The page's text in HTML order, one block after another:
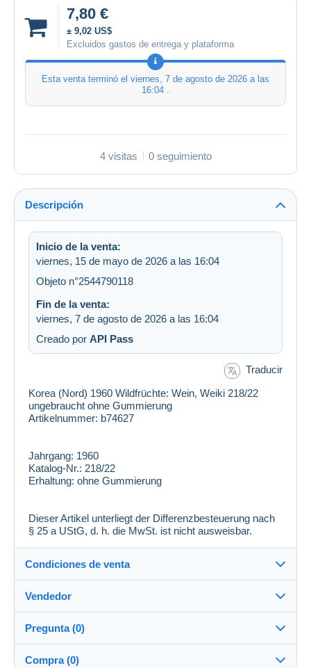
7,80 €
± 9,02 US$
Excluidos gastos de entrega y plataforma
Esta venta terminó el viernes, 7 de agosto de 2026 a las
16:04
4 visitas 0 seguimiento
Descripción
Inicio de la venta:
viernes, 15 de mayo de 2026 a las 16:04
Objeto n°2544790118
Fin de la venta:
viernes, 7 de agosto de 2026 a las 16:04
Creado por API Pass
Traducir
Korea (Nord) 1960 Wildfrüchte: Wein, Weiki 218/22
ungebraucht ohne Gummierung
Artikelnummer: b74627
Jahrgang: 1960
Katalog-Nr.: 218/22
Erhaltung: ohne Gummierung
Dieser Artikel unterliegt der Differenzbesteuerung nach
§ 25 a UStG, d. h. die MwSt. ist nicht ausweisbar.
Condiciones de venta
Destino:
Ver la lista de países
Entrega en persona:
Sí
Vendedor
zackenprofi100%(26099x)
PRO
Pregunta (0)
Compra (0)